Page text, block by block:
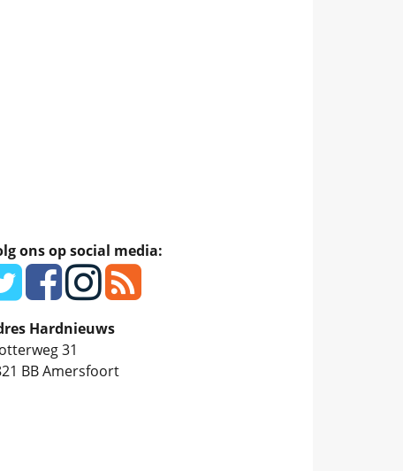
ons op social media:
Hardnieuws
31
BBAmersfoort